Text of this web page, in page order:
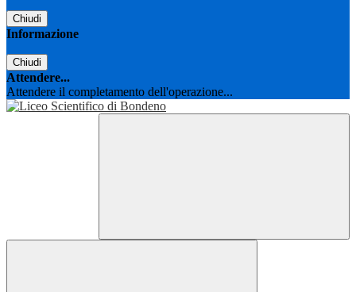
Chiudi
Informazione
Chiudi
Attendere...
Attendere il completamento dell'operazione...